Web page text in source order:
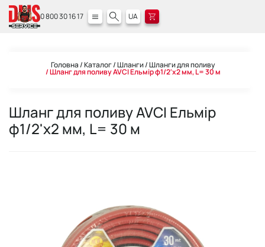
0 800 30 16 17 UA
Головна Каталог Шланги Шланги для поливу
Шланг для поливу AVCI Ельмір ф1/2'x2 мм, L= 30 м
Шланг для поливу AVCI Ельмір
ф1/2'x2 мм, L= 30 м